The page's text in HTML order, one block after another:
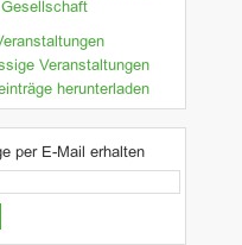
Veranstaltungen
herunterladen
per E-Mail erhalten